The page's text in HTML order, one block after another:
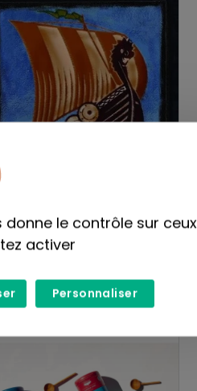
bioéquitable- Mélange
(noir)
le contrôle sur ceux
activer
Personnaliser